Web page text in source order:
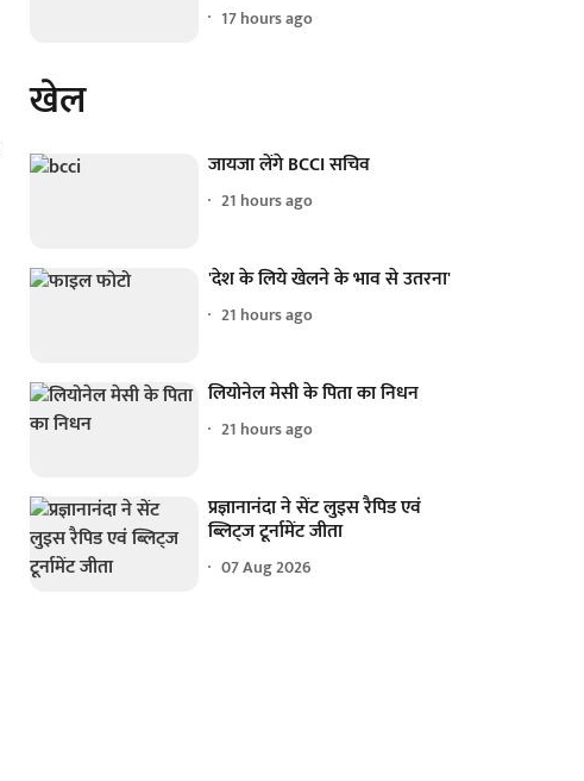
17 hours ago
खेल
जायजा लेंगे BCCI सचिव
21 hours ago
'देश के लिये खेलने के भाव से उतरना'
21 hours ago
लियोनेल मेसी के पिता का निधन
21 hours ago
प्रज्ञानानंदा ने सेंट लुइस रैपिड एवं
ब्लिट्ज टूर्नामेंट जीता
07 Aug 2026